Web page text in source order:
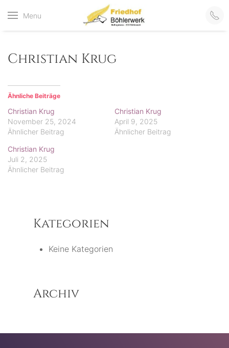
Menu
Friedhof
der virtuelle Friedhof
Christian Krug
Ähnliche Beiträge
Christian Krug
November 25, 2024
Ähnlicher Beitrag
Christian Krug
April 9, 2025
Ähnlicher Beitrag
Christian Krug
Juli 2, 2025
Ähnlicher Beitrag
Kategorien
Keine Kategorien
Archiv